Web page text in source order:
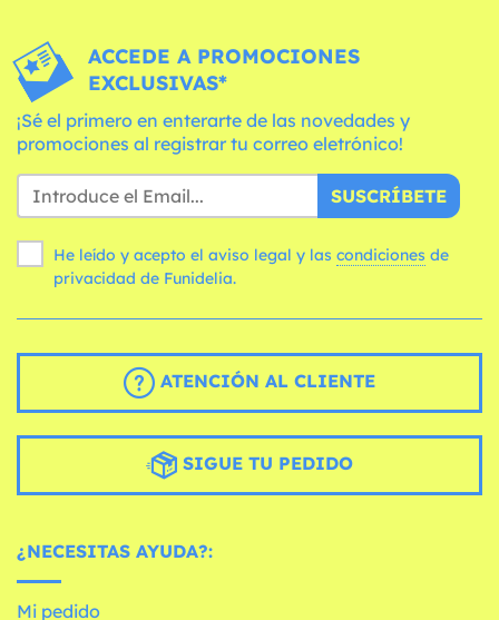
ACCEDE A PROMOCIONES
EXCLUSIVAS*
¡Sé el primero en enterarte de las novedades y
promociones al registrar tu correo eletrónico!
SUSCRÍBETE
He leído y acepto el aviso legal y las condiciones
privacidad de Funidelia.
ATENCIÓN AL CLIENTE
SIGUE TU PEDIDO
¿NECESITAS AYUDA?:
Mi pedido